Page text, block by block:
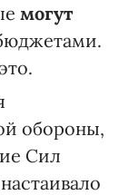
могут
обороны,
Сил